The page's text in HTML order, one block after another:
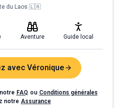
du Laos 🇱🇦
Aventure Guide local
avec Véronique
FAQ ou Conditions générales
notre Assurance